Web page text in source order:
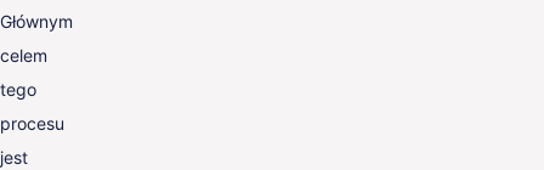
Głównym
celem
tego
procesu
jest